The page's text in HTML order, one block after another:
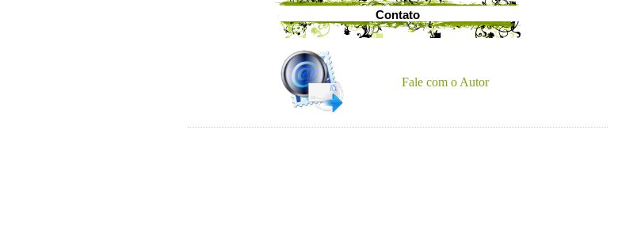
Contato
Fale com o Autor